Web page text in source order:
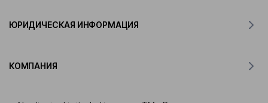
Переводчик для Windows
ЮРИДИЧЕСКАЯ ИНФОРМАЦИЯ
КОМПАНИЯ